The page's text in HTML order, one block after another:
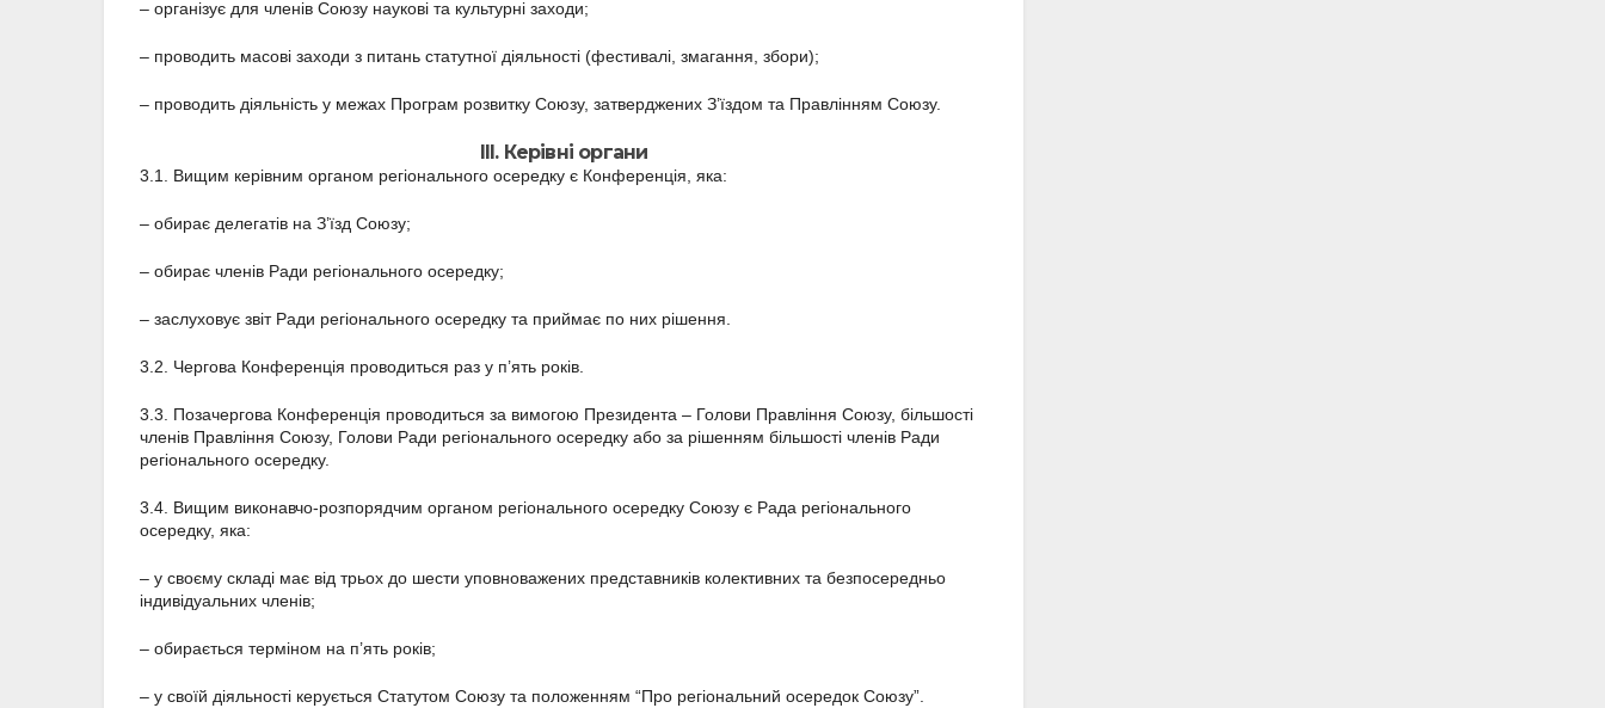
– організує для членів Союзу наукові та культурні заходи;
– проводить масові заходи з питань статутної діяльності (фестивалі, змагання, збори);
– проводить діяльність у межах Програм розвитку Союзу, затверджених З’їздом та Правлінням Союзу.
ІІІ. Керівні органи
3.1. Вищим керівним органом регіонального осередку є Конференція, яка:
– обирає делегатів на З’їзд Союзу;
– обирає членів Ради регіонального осередку;
– заслуховує звіт Ради регіонального осередку та приймає по них рішення.
3.2. Чергова Конференція проводиться раз у п’ять років.
3.3. Позачергова Конференція проводиться за вимогою Президента – Голови Правління Союзу, більшості
членів Правління Союзу, Голови Ради регіонального осередку або за рішенням більшості членів Ради
регіонального осередку.
3.4. Вищим виконавчо-розпорядчим органом регіонального осередку Союзу є Рада регіонального
осередку, яка:
– у своєму складі має від трьох до шести уповноважених представників колективних та безпосередньо
індивідуальних членів;
– обирається терміном на п’ять років;
– у своїй діяльності керується Статутом Союзу та положенням “Про регіональний осередок Союзу”.